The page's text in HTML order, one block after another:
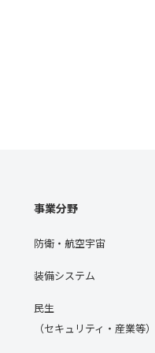
事業分野
防衛・航空宇宙
装備システム
民生
（セキュリティ・産業等）